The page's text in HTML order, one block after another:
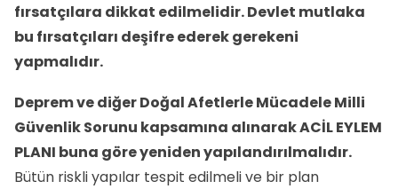
fırsatçılara dikkat edilmelidir. Devlet mutlaka
bu fırsatçıları deşifre ederek gerekeni
yapmalıdır.
Deprem ve diğer Doğal Afetlerle Mücadele Milli
Güvenlik Sorunu kapsamına alınarak ACİL EYLEM
PLANI buna göre yeniden yapılandırılmalıdır.
Bütün riskli yapılar tespit edilmeli ve bir plan